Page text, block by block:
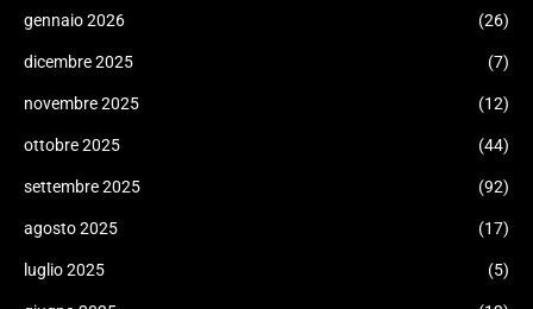
gennaio 2026 (26)
dicembre 2025 (7)
novembre 2025 (12)
ottobre 2025 (44)
settembre 2025 (92)
agosto 2025 (17)
luglio 2025 (5)